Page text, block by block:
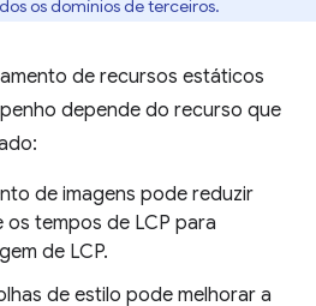
os domínios de terceiros.
de recursos estáticos
depende do recurso que
de imagens pode reduzir
tempos de LCP para
de LCP.
de estilo pode melhorar a